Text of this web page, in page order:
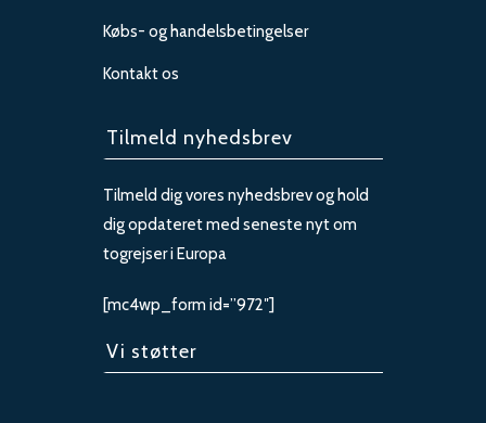
Købs- og handelsbetingelser
Kontakt os
Tilmeld nyhedsbrev
Tilmeld dig vores nyhedsbrev og hold
dig opdateret med seneste nyt om
togrejser i Europa
[mc4wp_form id=”972″]
Vi støtter